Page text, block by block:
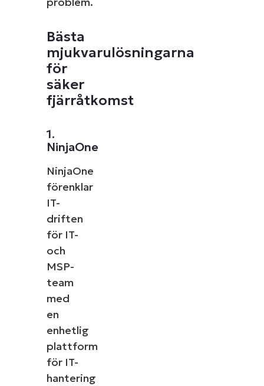
Bästa
mjukvarulösningarna
för
säker
fjärråtkomst
1.
NinjaOne
NinjaOne
förenklar
IT-
driften
för IT-
och
MSP-
team
med
en
enhetlig
plattform
för IT-
hantering